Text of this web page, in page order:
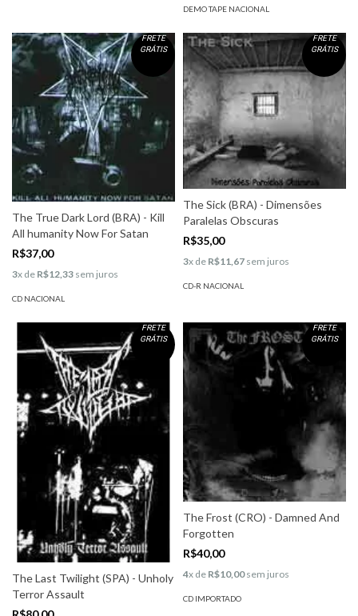
DEMO TAPE NACIONAL
FRETE
GRÁTIS
The True Dark Lord (BRA) - Kill
All humanity Now For Satan
R$37,00
3x de R$12,33 sem juros
CD NACIONAL
FRETE
GRÁTIS
The Sick (BRA) - Dimensões
Paralelas Obscuras
R$35,00
3x de R$11,67 sem juros
CD-R NACIONAL
FRETE
GRÁTIS
The Last Twilight (SPA) - Unholy
Terror Assault
FRETE
GRÁTIS
The Frost (CRO) - Damned And
Forgotten
R$40,00
4x de R$10,00sem juros
CD IMPORTADO